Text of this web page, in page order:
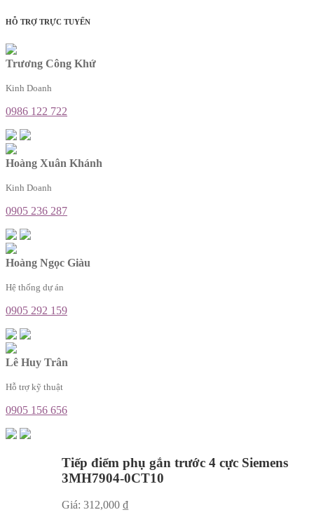
HỖ TRỢ TRỰC TUYẾN
Trương Công Khứ
Kinh Doanh
0986 122 722
Hoàng Xuân Khánh
Kinh Doanh
0905 236 287
Hoàng Ngọc Giàu
Hệ thống dự án
0905 292 159
Lê Huy Trân
Hỗ trợ kỹ thuật
0905 156 656
Tiếp điểm phụ gắn trước 4 cực Siemens
3MH7904-0CT10
Giá: 312,000 ₫